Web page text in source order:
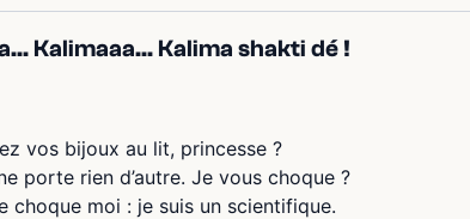
Kalimaaa... Kalima shakti dé !
vos bijoux au lit, princesse ?
porte rien d’autre. Je vous choque ?
choque moi : je suis un scientifique.